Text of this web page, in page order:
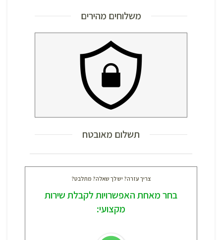
משלוחים מהירים
תשלום מאובטח
צריך עזרה? יש לך שאלה? מתלבט?
בחר מאחת האפשרויות לקבלת שירות
מקצועי: